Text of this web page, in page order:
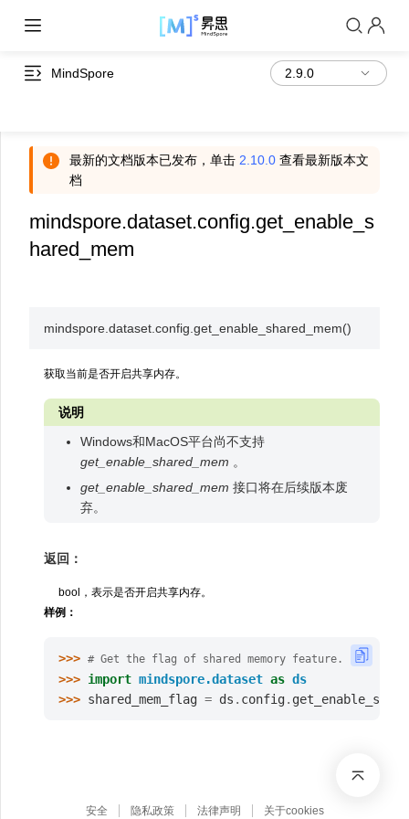
MindSpore
最新的文档版本已发布，单击 2.10.0 查看最新版本文
档
mindspore.dataset.config.get_enable_s
hared_mem
mindspore.dataset.config.get_enable_shared_mem()
获取当前是否开启共享内存。
说明
Windows和MacOS平台尚不支持
get_enable_shared_mem 。
get_enable_shared_mem 接口将在后续版本废
弃。
返回：
bool，表示是否开启共享内存。
样例：
>>> # Get the flag of shared memory feature.
>>> import mindspore.dataset as ds
>>> shared_mem_flag = ds . config.
安全 隐私政策 法律声明 关于cookies